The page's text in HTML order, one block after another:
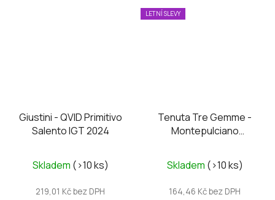
Giustini - QVID Primitivo
Salento IGT 2024
Skladem (>10 ks)
219,01 Kč bez DPH
LETNÍ SLEVY
Tenuta Tre Gemme -
Montepulciano
Santirene 2020
Skladem (>10 ks)
164,46 Kč bez DPH